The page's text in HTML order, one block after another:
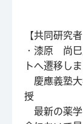
【共同研究
・漆原 尚
トへ遷移しま
慶應義塾大
授
最新の薬学